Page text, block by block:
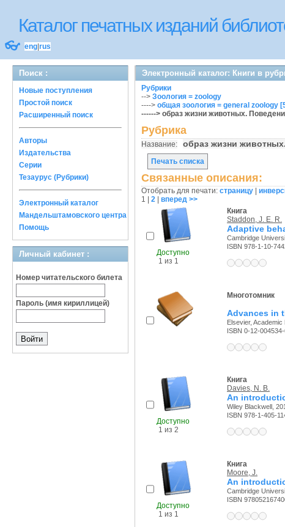
Каталог печатных изданий
👓 eng rus
Поиск :
Новые поступления
Простой поиск
Расширенный поиск
Авторы
Издательства
Серии
Тезаурус (Рубрики)
Электронный каталог
Мандельштамовского центра
Помощь
Личный кабинет :
Номер читательского билета
Пароль (имя кириллицей)
Электронный каталог: Книги в
Рубрики
--> Зоология = zoology
----> общая зоология = general zoology
------> образ жизни животных.
Рубрика
Название: образ жизни
Печать списка
Связанные описания:
Отобрать для печати: страницу
1
2 вперед >>
Доступно
1 из 1
Книга
Staddon, J. E. R.
Adaptive
Cambridge
ISBN 978-1-10-
Многотомник
Advances in
Elsevier, Academic
ISBN 0-12-
Доступно
1 из 2
Книга
Davies, N. B.
An
Wiley Blackwell,
ISBN 978-1-405-
Доступно
1 из 1
Книга
Moore, J.
An
Cambridge
ISBN